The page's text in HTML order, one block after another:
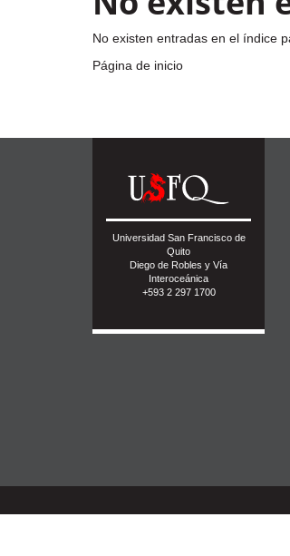
No existen entradas en el índice
Página de inicio
Universidad San Francisco de
Quito
Diego de Robles y Vía
Interoceánica
+593 2 297 1700